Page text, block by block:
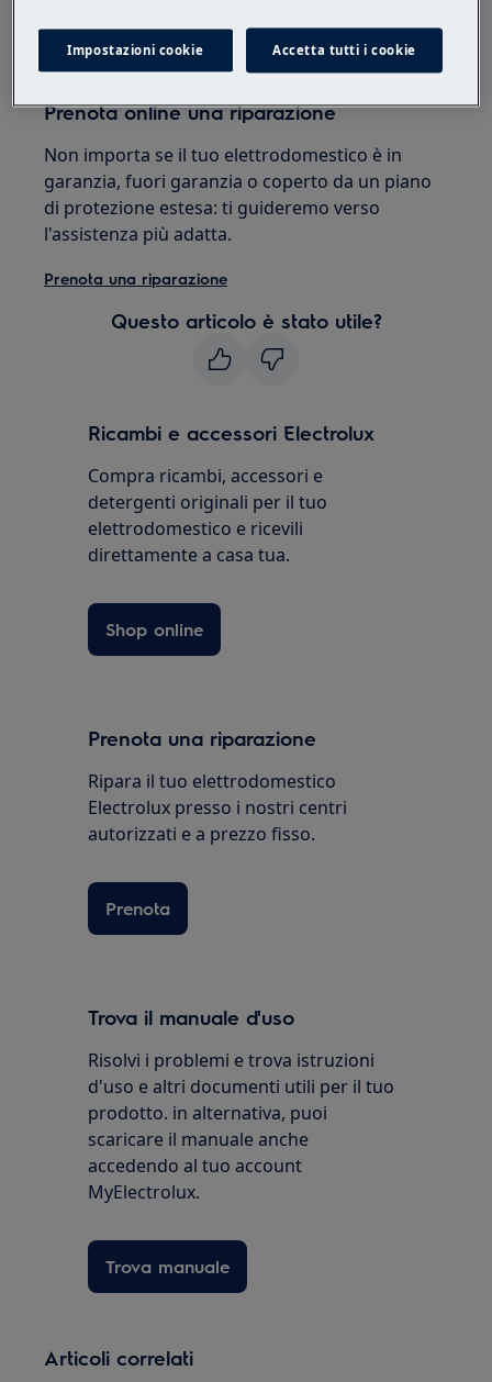
Prenota online una riparazione
Non importa se il tuo elettrodomestico è in
garanzia, fuori garanzia o coperto da un piano
di protezione estesa: ti guideremo verso
l'assistenza più adatta.
Prenota una riparazione
Questo articolo è stato utile?
Ricambi e accessori Electrolux
Compra ricambi, accessori e
detergenti originali per il tuo
elettrodomestico e ricevili
direttamente a casa tua.
Shop online
Prenota una riparazione
Ripara il tuo elettrodomestico
Electrolux presso i nostri centri
autorizzati e a prezzo fisso.
Prenota
Trova il manuale d'uso
Risolvi i problemi e trova istruzioni
d'uso e altri documenti utili per il tuo
prodotto. in alternativa, puoi
scaricare il manuale anche
accedendo al tuo account
MyElectrolux.
Trova manuale
Articoli correlati
Impostazioni cookie Accetta tutti i cookie